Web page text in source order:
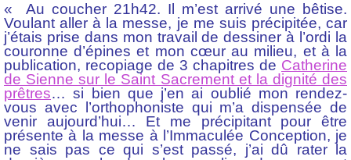
« Au coucher 21h42. Il m’est arrivé une bêtise.
Voulant aller à la messe, je me suis précipitée, car
j’étais prise dans mon travail de dessiner à l’ordi la
couronne d’épines et mon cœur au milieu, et à la
publication, recopiage de 3 chapitres de Catherine
de Sienne sur le Saint Sacrement et la dignité des
prêtres… si bien que j’en ai oublié mon rendez-
vous avec l’orthophoniste qui m’a dispensée de
venir aujourd’hui… Et me précipitant pour être
présente à la messe à l’Immaculée Conception, je
ne sais pas ce qui s’est passé, j’ai dû rater la